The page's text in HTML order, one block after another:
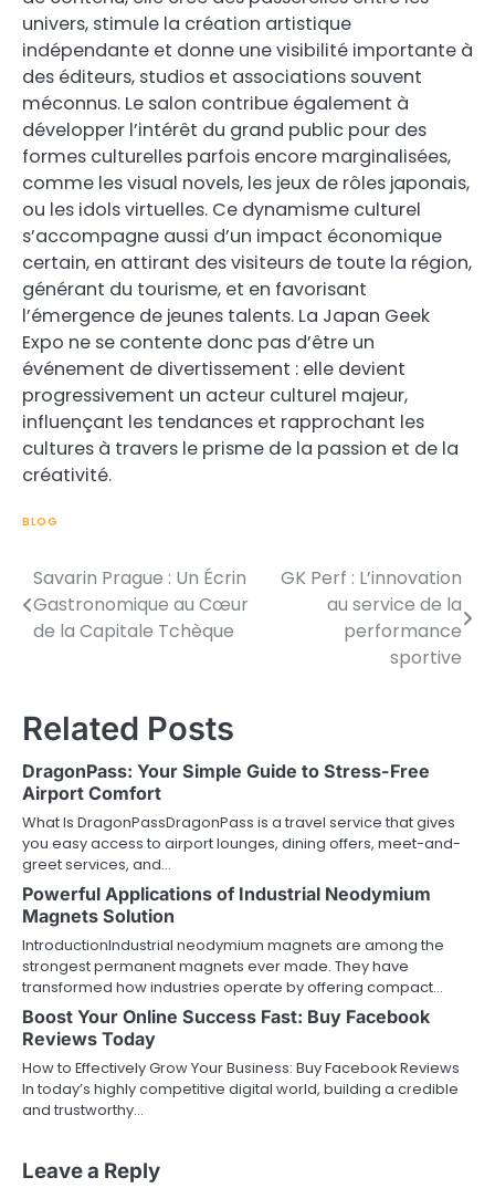
univers, stimule la création artistique
indépendante et donne une visibilité importante à
des éditeurs, studios et associations souvent
méconnus. Le salon contribue également à
développer l’intérêt du grand public pour des
formes culturelles parfois encore marginalisées,
comme les visual novels, les jeux de rôles japonais,
ou les idols virtuelles. Ce dynamisme culturel
s’accompagne aussi d’un impact économique
certain, en attirant des visiteurs de toute la région,
générant du tourisme, et en favorisant
l’émergence de jeunes talents. La Japan Geek
Expo ne se contente donc pas d’être un
événement de divertissement : elle devient
progressivement un acteur culturel majeur,
influençant les tendances et rapprochant les
cultures à travers le prisme de la passion et de la
créativité.
BLOG
Post
navigation
Savarin Prague : Un Écrin
Gastronomique au Cœur
de la Capitale Tchèque
GK Perf : L’innovation
au service de la
performance
sportive
Related Posts
DragonPass: Your Simple Guide to Stress-Free
Airport Comfort
What Is DragonPassDragonPass is a travel service that gives
you easy access to airport lounges, dining offers, meet-and-
greet services, and…
Powerful Applications of Industrial Neodymium
Magnets Solution
IntroductionIndustrial neodymium magnets are among the
strongest permanent magnets ever made. They have
transformed how industries operate by offering compact…
Boost Your Online Success Fast: Buy Facebook
Reviews Today
How to Effectively Grow Your Business: Buy Facebook Reviews
In today’s highly competitive digital world, building a credible
and trustworthy…
Leave a Reply